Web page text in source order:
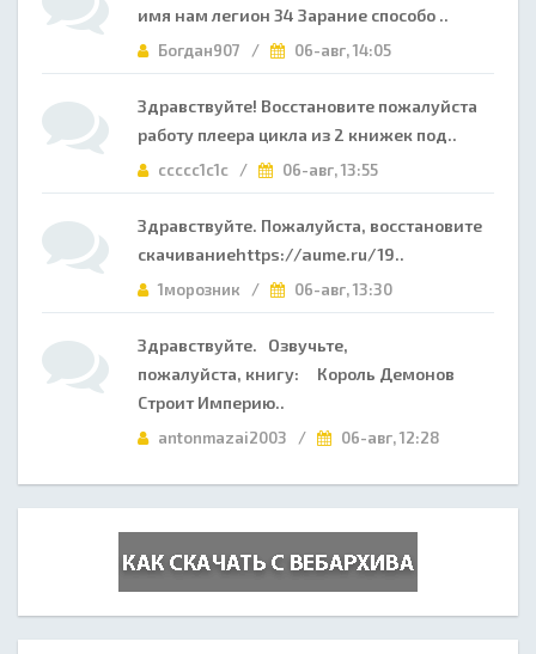
имя нам легион 34 Зарание способо ..
Богдан907 / 06-авг, 14:05
Здравствуйте! Восстановите пожалуйста
работу плеера цикла из 2 книжек под..
ccccc1c1c / 06-авг, 13:55
Здравствуйте. Пожалуйста, восстановите
скачиваниеhttps://aume.ru/19..
1морозник / 06-авг, 13:30
Здравствуйте. Озвучьте,
пожалуйста, книгу: Король Демонов
Строит Империю..
antonmazai2003 / 06-авг, 12:28